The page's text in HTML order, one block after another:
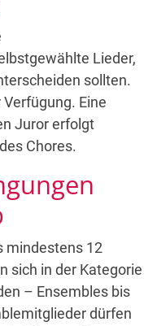
Lieder,
sollten.
Eine
Juror erfolgt
Chores.
mindestens 12
sich in der Kategorie
– Ensembles bis
dürfen